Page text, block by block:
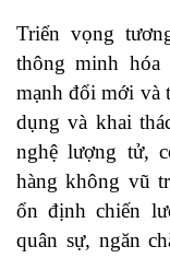
Triển vọng
thông minh hóa
mạnh đổi mới và
dụng và khai
nghệ lượng tử,
hàng không vũ
ổn định chiến
quân sự, ngăn